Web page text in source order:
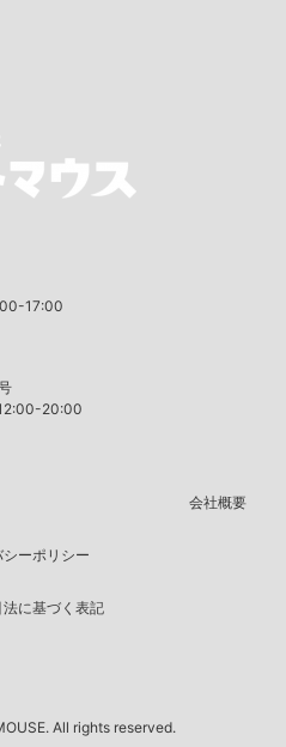
17:00
20:00
会社概要
シーポリシー
に基づく表記
All rights reserved.